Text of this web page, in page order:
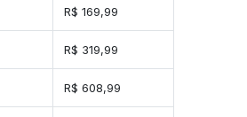
R$ 169,99
R$ 319,99
R$ 608,99